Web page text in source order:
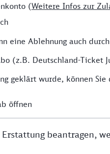
(Weitere Infos zur
eine Ablehnung auch
(z.B. Deutschland-Ticket
geklärt wurde, können
öffnen
beantragen,